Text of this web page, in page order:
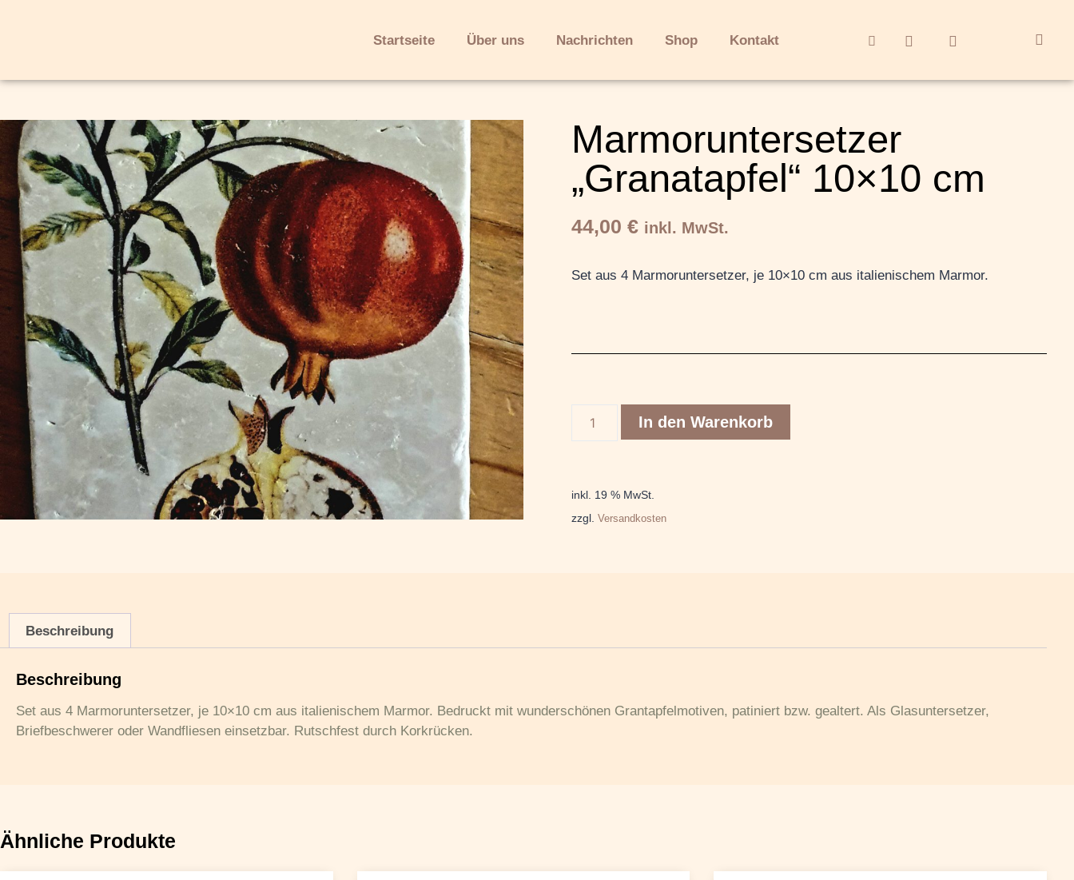
Startseite Über uns Nachrichten Shop Kontakt
Marmoruntersetzer
„Granatapfel“ 10×10 cm
44,00 € inkl. MwSt.
Set aus 4 Marmoruntersetzer, je 10×10 cm aus italienischem Marmor.
In den Warenkorb
inkl. 19 % MwSt.
zzgl. Versandkosten
Beschreibung
Beschreibung
Set aus 4 Marmoruntersetzer, je 10×10 cm aus italienischem Marmor. Bedruckt mit wunderschönen Grantapfelmotiven, patiniert bzw. gealtert. Als Glasuntersetzer,
Briefbeschwerer oder Wandfliesen einsetzbar. Rutschfest durch Korkrücken.
Ähnliche Produkte